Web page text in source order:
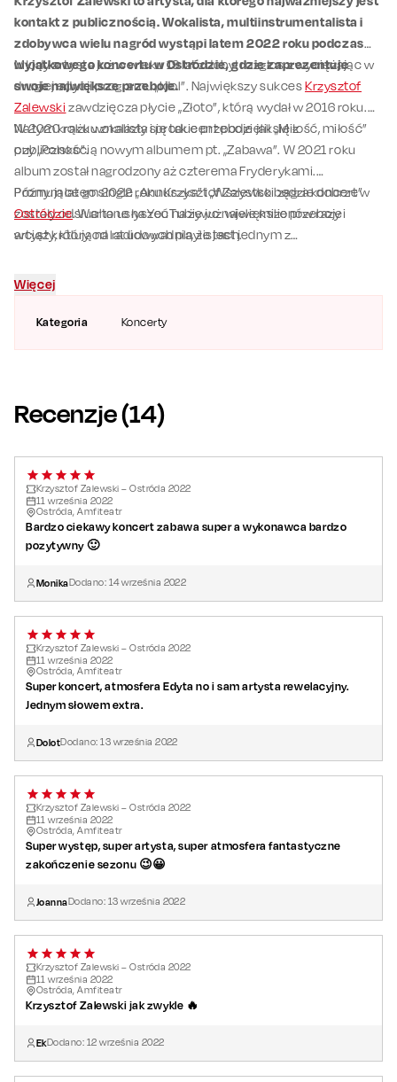
Kategoria Koncerty
kontakt z publicznością. Wokalista, multiinstrumentalista i
zdobywca wielu nagród wystąpi latem 2022 roku podczas
wyjątkowego koncertu w Ostródzie, gdzie zaprezentuje
swoje największe przeboje.
Młody artysta już w wieku 19 lat zdobył rozgłos, zwyciężając w
drugiej edycji programu „Idol”. Największy sukcesKrzysztof
Zalewskizawdzięcza płycie „Złoto”, którą wydał w 2016 roku.
Na tym krążku znalazły się takie przeboje jak „Miłość, miłość”
czy „Polsko”.
W 2020 roku wokalista i producent podzielił się z
publicznością nowym albumem pt. „Zabawa”. W 2021 roku
album został nagrodzony aż czterema Fryderykami.
Promujące go single „Annuszka” i „Wszystko będzie dobrze”
zostały odsłuchane na YouTubie już wiele milionów razy i
wciąż królują na radiowych playlistach.
Późnym latem 2022 roku Krzysztof Zalewski zagra koncert w
Ostródzie. Warto usłyszeć na żywo największe przeboje
artysty, który od lat udowadnia, że jest jednym z
Więcej
Recenzje (14)
Krzysztof Zalewski – Ostróda 2022
11 września 2022
Ostróda, Amfiteatr
Bardzo ciekawy koncert zabawa super a wykonawca bardzo
pozytywny 🙂
MonikaDodano: 14września 2022
Krzysztof Zalewski – Ostróda 2022
11 września 2022
Ostróda, Amfiteatr
Super koncert, atmosfera Edyta no i sam artysta rewelacyjny.
Jednym słowem extra.
DolotDodano:13 września 2022
Krzysztof Zalewski – Ostróda 2022
11 września 2022
Ostróda, Amfiteatr
Super występ, super artysta, super atmosfera fantastyczne
zakończenie sezonu 😉😀
JoannaDodano: 13 września 2022
Krzysztof Zalewski – Ostróda 2022
11 września 2022
Ostróda, Amfiteatr
Krzysztof Zalewski jak zwykle 🔥
EkDodano: 12 września 2022